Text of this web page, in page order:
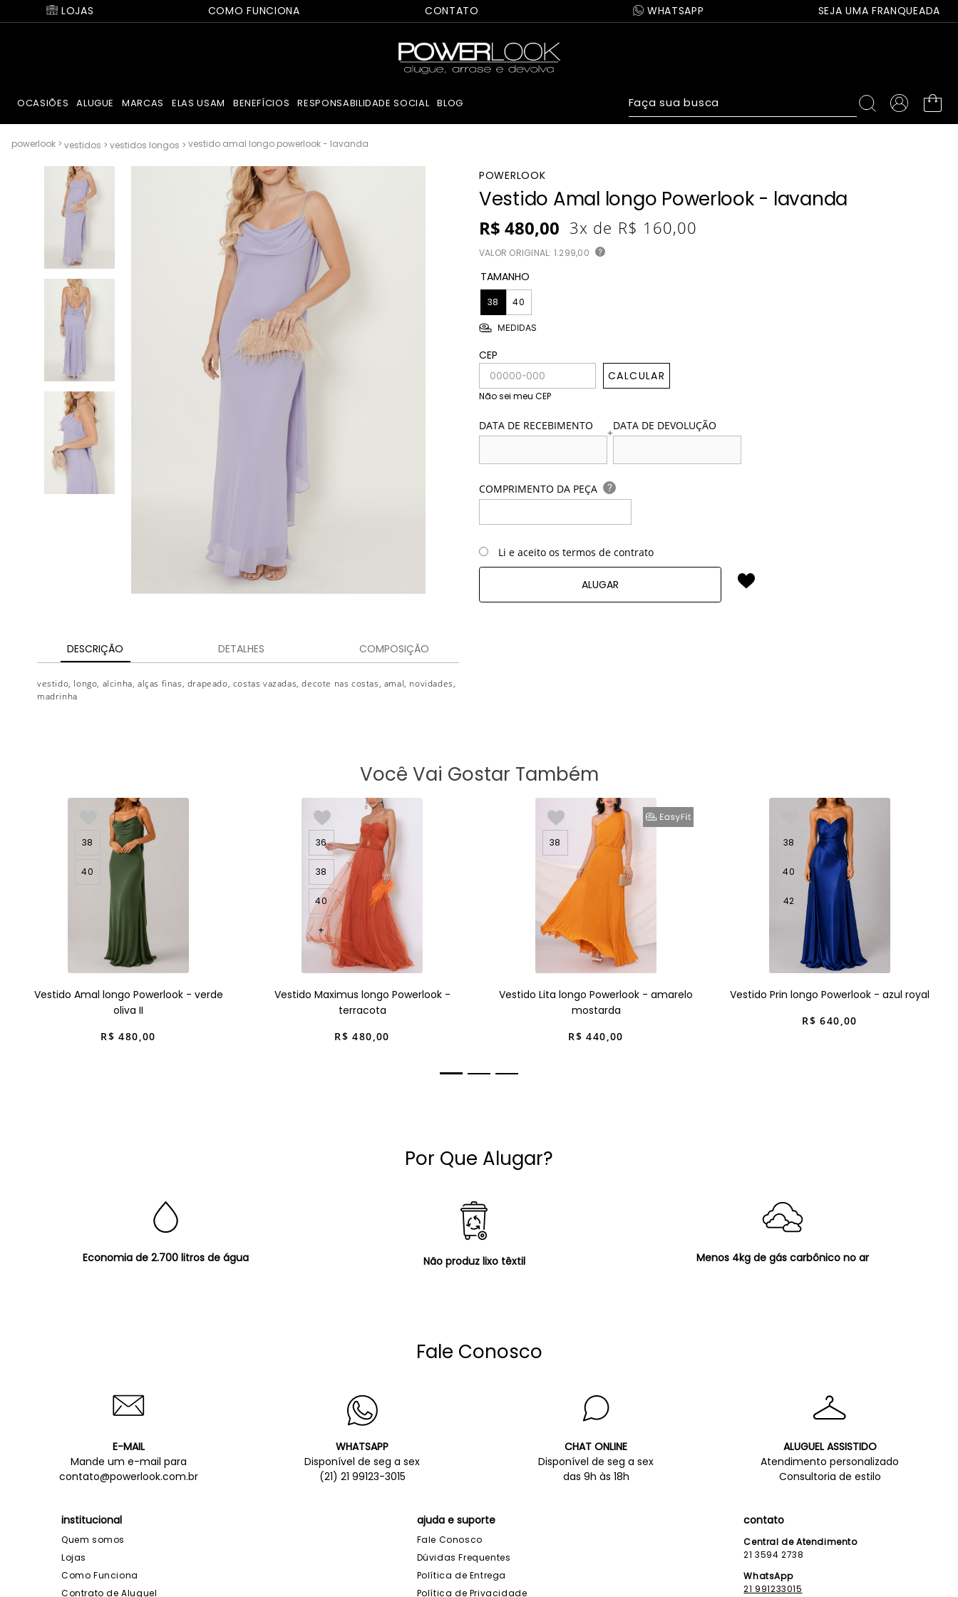
LOJAS COMO FUNCIONA CONTATO WHATSAPP SEJA UMA FRANQUEADA
OCASIÕES ALUGUE MARCAS ELAS USAM BENEFÍCIOS RESPONSABILIDADE SOCIAL BLOG Faça sua busca
vestidos vestidos longos vestido amal longo powerlook - lavanda
DESCRIÇÃO DETALHES COMPOSIÇÃO
vestido, longo, alcinha, alças finas, drapeado, costas vazadas, decote nas costas, amal, novidades,
madrinha
POWERLOOK
Vestido Amal longo Powerlook - lavanda
R$ 480,00 3x de R$ 160,00
VALOR ORIGINAL: 1.299,00 ?
TAMANHO
38 40
MEDIDAS
CEP
CALCULAR
Não sei meu CEP
DATA DE RECEBIMENTO +DATA DE DEVOLUÇÃO
COMPRIMENTO DA PEÇA ?
Li e aceito os termos de contrato
ALUGAR
Você Vai Gostar Também
38
40
Vestido Amal longo Powerlook - verde
oliva II
R$ 480,00
36
38
40
+
Vestido Maximus longo Powerlook -
terracota
R$ 480,00
38
Vestido Lita longo Powerlook - amarelo
mostarda
R$ 440,00
38
40
42
Vestido Prin longo Powerlook - azul royal
R$ 640,00
Por Que Alugar?
Economia de 2.700 litros de água Não produz lixo têxtil Menos 4kg de gás carbônico no ar
Fale Conosco
E-MAIL
Mande um e-mail para
contato@powerlook.com.br
WHATSAPP
Disponível de seg a sex
(21) 21 99123-3015
CHAT ONLINE
Disponível de seg a sex
das 9h às 18h
ALUGUEL ASSISTIDO
Atendimento personalizado
Consultoria de estilo
institucional
Quem somos
Lojas
Como Funciona
Contrato de Aluguel
ajuda e suporte
Fale Conosco
Dúvidas Frequentes
Política de Entrega
Política de Privacidade
contato
Central de Atendimento
21 3594 2738
WhatsApp
21 991233015